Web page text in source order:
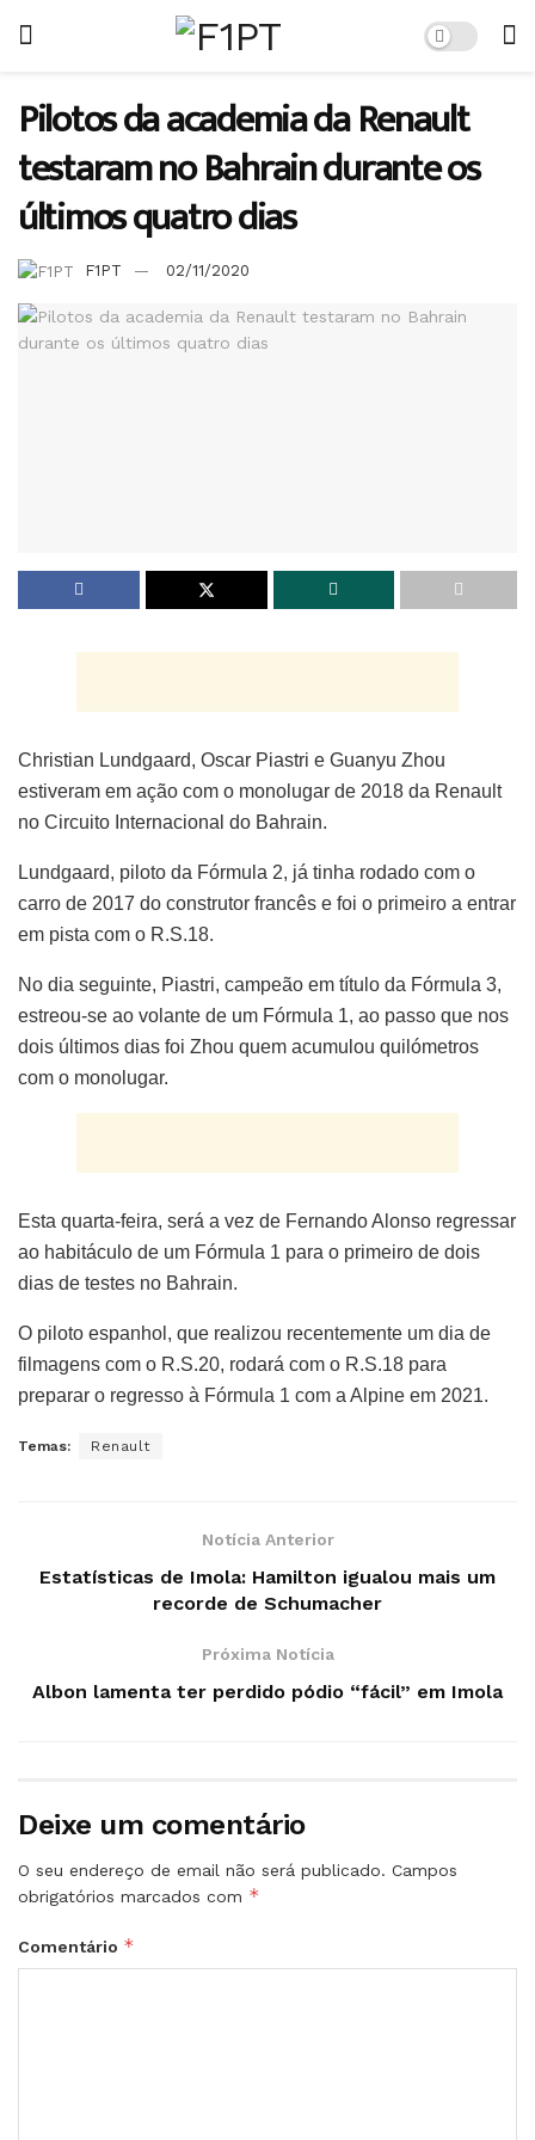
Pilotos da academia da Renault
testaram no Bahrain durante os
últimos quatro dias
F1PT 02/11/2020
Christian Lundgaard, Oscar Piastri e Guanyu Zhou
estiveram em ação com o monolugar de 2018 da Renault
no Circuito Internacional do Bahrain.
Lundgaard, piloto da Fórmula 2, já tinha rodado com o
carro de 2017 do construtor francês e foi o primeiro a entrar
em pista com o R.S.18.
No dia seguinte, Piastri, campeão em título da Fórmula 3,
estreou-se ao volante de um Fórmula 1, ao passo que nos
dois últimos dias foi Zhou quem acumulou quilómetros
com o monolugar.
Esta quarta-feira, será a vez de Fernando Alonso regressar
ao habitáculo de um Fórmula 1 para o primeiro de dois
dias de testes no Bahrain.
O piloto espanhol, que realizou recentemente um dia de
filmagens com o R.S.20, rodará com o R.S.18 para
preparar o regresso à Fórmula 1 com a Alpine em 2021.
Temas: Renault
Notícia Anterior
Estatísticas de Imola: Hamilton igualou mais um
recorde de Schumacher
Próxima Notícia
Albon lamenta ter perdido pódio “fácil” em Imola
Deixe um comentário
O seu endereço de email não será publicado. Campos
obrigatórios marcados com *
Comentário *